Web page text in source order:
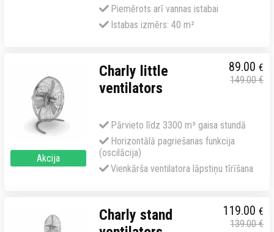
Piemērots arī vannas istabai
Istabas izmērs: 40 m²
Akcija
89.00€
149.00€
Charly little
ventilators
Pārvieto līdz 3300 m³ gaisa stundā
Horizontālā pagriešanas funkcija
(oscilācija)
Vienkārša ventilatora lāpstiņu tīrīšana
119.00€
139.00€
Charly stand